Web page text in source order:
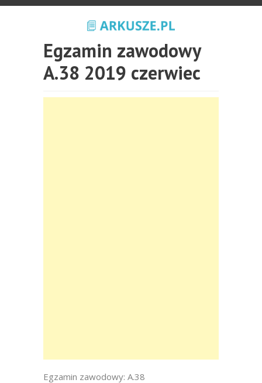
Egzamin zawodowy
A.38 2019 czerwiec
Egzamin zawodowy: A.38